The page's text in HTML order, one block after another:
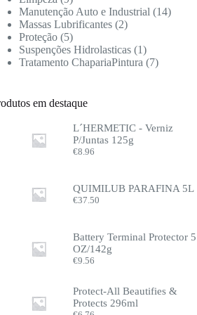
Manutenção Auto e Industrial
14
Massas Lubrificantes 2
Proteção 5
Suspenções Hidrolasticas 1
Tratamento ChapariaPintura
7
em destaque
L´HERMETIC - Verniz
P/Juntas 125g
€8.96
QUIMILUB PARAFINA 5L
€37.50
Battery Terminal Protector 5
OZ/142g
€9.56
Protect-All Beautifies &
Protects 296ml